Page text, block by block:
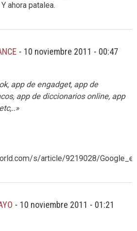
ahora patalea.
- 10 noviembre 2011 - 00:47
app de engadget, app de
app de diccionarios online, app
s/article/9219028/
- 10 noviembre 2011 - 01:21